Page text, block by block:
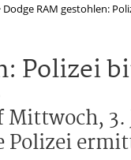
Dodge RAM gestohlen:
Polizei
Polizei